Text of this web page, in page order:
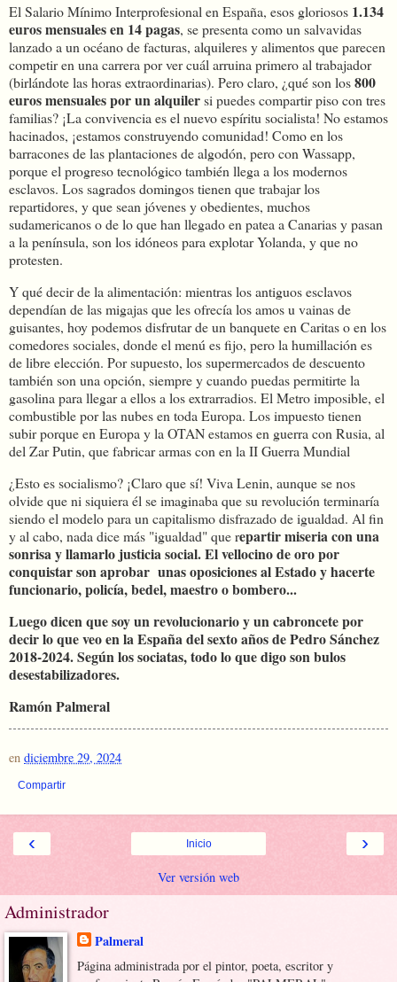
El Salario Mínimo Interprofesional en España, esos gloriosos 1.134
euros mensuales en 14 pagas, se presenta como un salvavidas
lanzado a un océano de facturas, alquileres y alimentos que parecen
competir en una carrera por ver cuál arruina primero al trabajador
(birlándote las horas extraordinarias). Pero claro, ¿qué son los800
euros mensuales por un alquilersi puedes compartir piso con tres
familias? ¡La convivencia es el nuevo espíritu socialista! No estamos
hacinados, ¡estamos construyendo comunidad! Como en los
barracones de las plantaciones de algodón, pero con Wassapp,
porque el progreso tecnológico también llega a los modernos
esclavos. Los sagrados domingos tienen que trabajar los
repartidores, y que sean jóvenes y obedientes, muchos
sudamericanos o de lo que han llegado en patea a Canarias y pasan
a la península, son los idóneos para explotar Yolanda, y que no
protesten.
Y qué decir de la alimentación: mientras los antiguos esclavos
dependían de las migajas que les ofrecía los amos u vainas de
guisantes, hoy podemos disfrutar de un banquete en Caritas o en los
comedores sociales, donde el menú es fijo, pero la humillación es
de libre elección. Por supuesto, los supermercados de descuento
también son una opción, siempre y cuando puedas permitirte la
gasolina para llegar a ellos a los extrarradios. El Metro imposible, el
combustible por las nubes en toda Europa. Los impuesto tienen
subir porque en Europa y la OTAN estamos en guerra con Rusia, al
del Zar Putin, que fabricar armas con en la II Guerra Mundial
¿Esto es socialismo? ¡Claro que sí! Viva Lenin, aunque se nos
olvide que ni siquiera él se imaginaba que su revolución terminaría
siendo el modelo para un capitalismo disfrazado de igualdad. Al fin
y al cabo, nada dice más "igualdad" que repartir miseria con una
sonrisa y llamarlo justicia social. El vellocino de oro por
conquistar son aprobar unas oposiciones al Estado y hacerte
funcionario, policía, bedel, maestro o bombero...
Luego dicen que soy un revolucionario y un cabroncete por
decir lo que veo en la España del sexto años de Pedro Sánchez
2018-2024. Según los sociatas, todo lo que digo son bulos
desestabilizadores.
Ramón Palmeral
en diciembre 29, 2024
Compartir
‹ ›
Inicio
Ver versión web
Administrador
Palmeral
Página administrada por el pintor, poeta, escritor y